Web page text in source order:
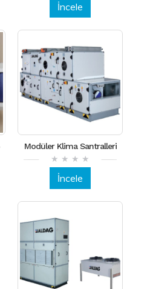
İncele
Modüler Klima Santralleri
İncele